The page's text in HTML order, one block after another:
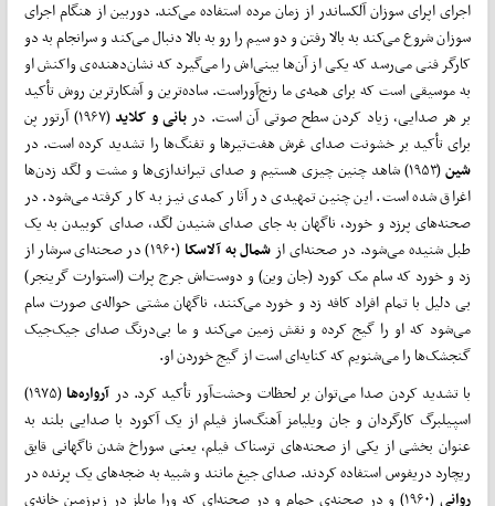
اجرای اپرای سوزان آلکساندر از زمان مرده استفاده می‌کند. دوربین از هنگام اجرای
سوزان شروع می‌کند به بالا رفتن و دو سیم را رو به بالا دنبال می‌کند و سرانجام به دو
کارگر فنی می‌رسد که یکی از آن‌ها بینی‌اش را می‌گیرد که نشان‌دهنده‌ی واکنش او
به موسیقی است که برای همه‌ی ما رنج‌آوراست. ساده‌ترین و آشکار‌ترین روش تأکید
بر هر صدایی، زیاد کردن سطح صوتی آن است. در بانی و کلاید
(۱۹۶۷) آرتور پن
برای تأکید بر خشونت صدای غرش هفت‌تیر‌ها و تفنگ‌ها را تشدید کرده است. در
شین
(۱۹۵۳) شاهد چنین چیزی هستیم و صدای تیراندازی‌ها و مشت‌ و لگد زدن‌ها
اغراق شده است. این چنین تمهیدی در آثار کمدی نیز به کار کرفته می‌شود. در
صحنه‌های پرزد و خورد، ناگهان به جای صدای شنیدن لگد، صدای کوبیدن به یک
طبل شنیده می‌شود. در صحنه‌ای ازشمال به آلاسکا
(۱۹۶۰) در صحنه‌ای سرشار از
زد و خورد که سام مک کورد (جان وین) و دوست‌اش جرج پرات (استوارت گرینجر)
بی دلیل با تمام افراد کافه زد و خورد می‌کنند، ناگهان مشتی حواله‌ی صورت سام
می‌شود که او را گیج کرده و نقش زمین می‌کند و ما بی‌درنگ صدای جیک‌جیک
گنجشک‌ها را می‌شنویم که کنایه‌ای است از گیج خوردن او.
با تشدید کردن صدا می‌توان بر لحظات وحشت‌آور تأکید کرد. در آرواره‌ها
(۱۹۷۵)
اسپیلبرگ کارگردان و جان ویلیامز آهنگ‌ساز فیلم از یک آکورد با صدایی بلند به
عنوان بخشی از یکی از صحنه‌های ترسناک فیلم، یعنی سوراخ شدن ناگهانی قایق
ریچارد دریفوس استفاده کردند. صدای جیغ‌ مانند و شبیه به ضجه‌های یک پرنده در
روانی
(۱۹۶۰) و در صحنه‌ی حمام و در صحنه‌ای که ورا مایلز در زیرزمین خانه‌ی